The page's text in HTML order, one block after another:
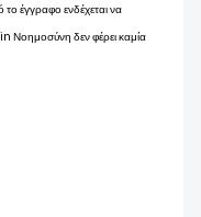
έγγραφο ενδέχεται να
Νοημοσύνη δεν φέρει καμία